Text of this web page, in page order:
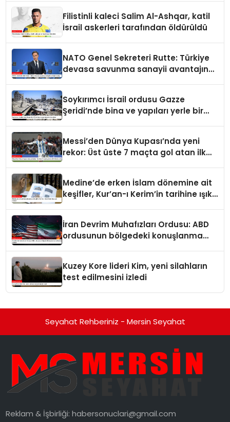
Filistinli kaleci Salim Al-Ashqar, katil
İsrail askerleri tarafından öldürüldü
NATO Genel Sekreteri Rutte: Türkiye
devasa savunma sanayii avantajına
Soykırımcı İsrail ordusu Gazze
Şeridi’nde bina ve yapıları yerle bir
Messi’den Dünya Kupası’nda yeni
rekor: Üst üste 7 maçta gol atan ilk
Medine’de erken İslam dönemine ait
keşifler, Kur’an-ı Kerim’in tarihine ışık
İran Devrim Muhafızları Ordusu: ABD
ordusunun bölgedeki konuşlanma
Kuzey Kore lideri Kim, yeni silahların
test edilmesini izledi
Seyahat Rehberiniz - Mersin Seyahat
Reklam & İşbirliği:habersonuclari@gmail.com